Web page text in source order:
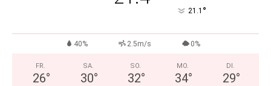
21.1 °
40% 2.5m/s 0%
FR.
26°
SA.
30°
SO.
32°
MO.
34°
DI.
29°